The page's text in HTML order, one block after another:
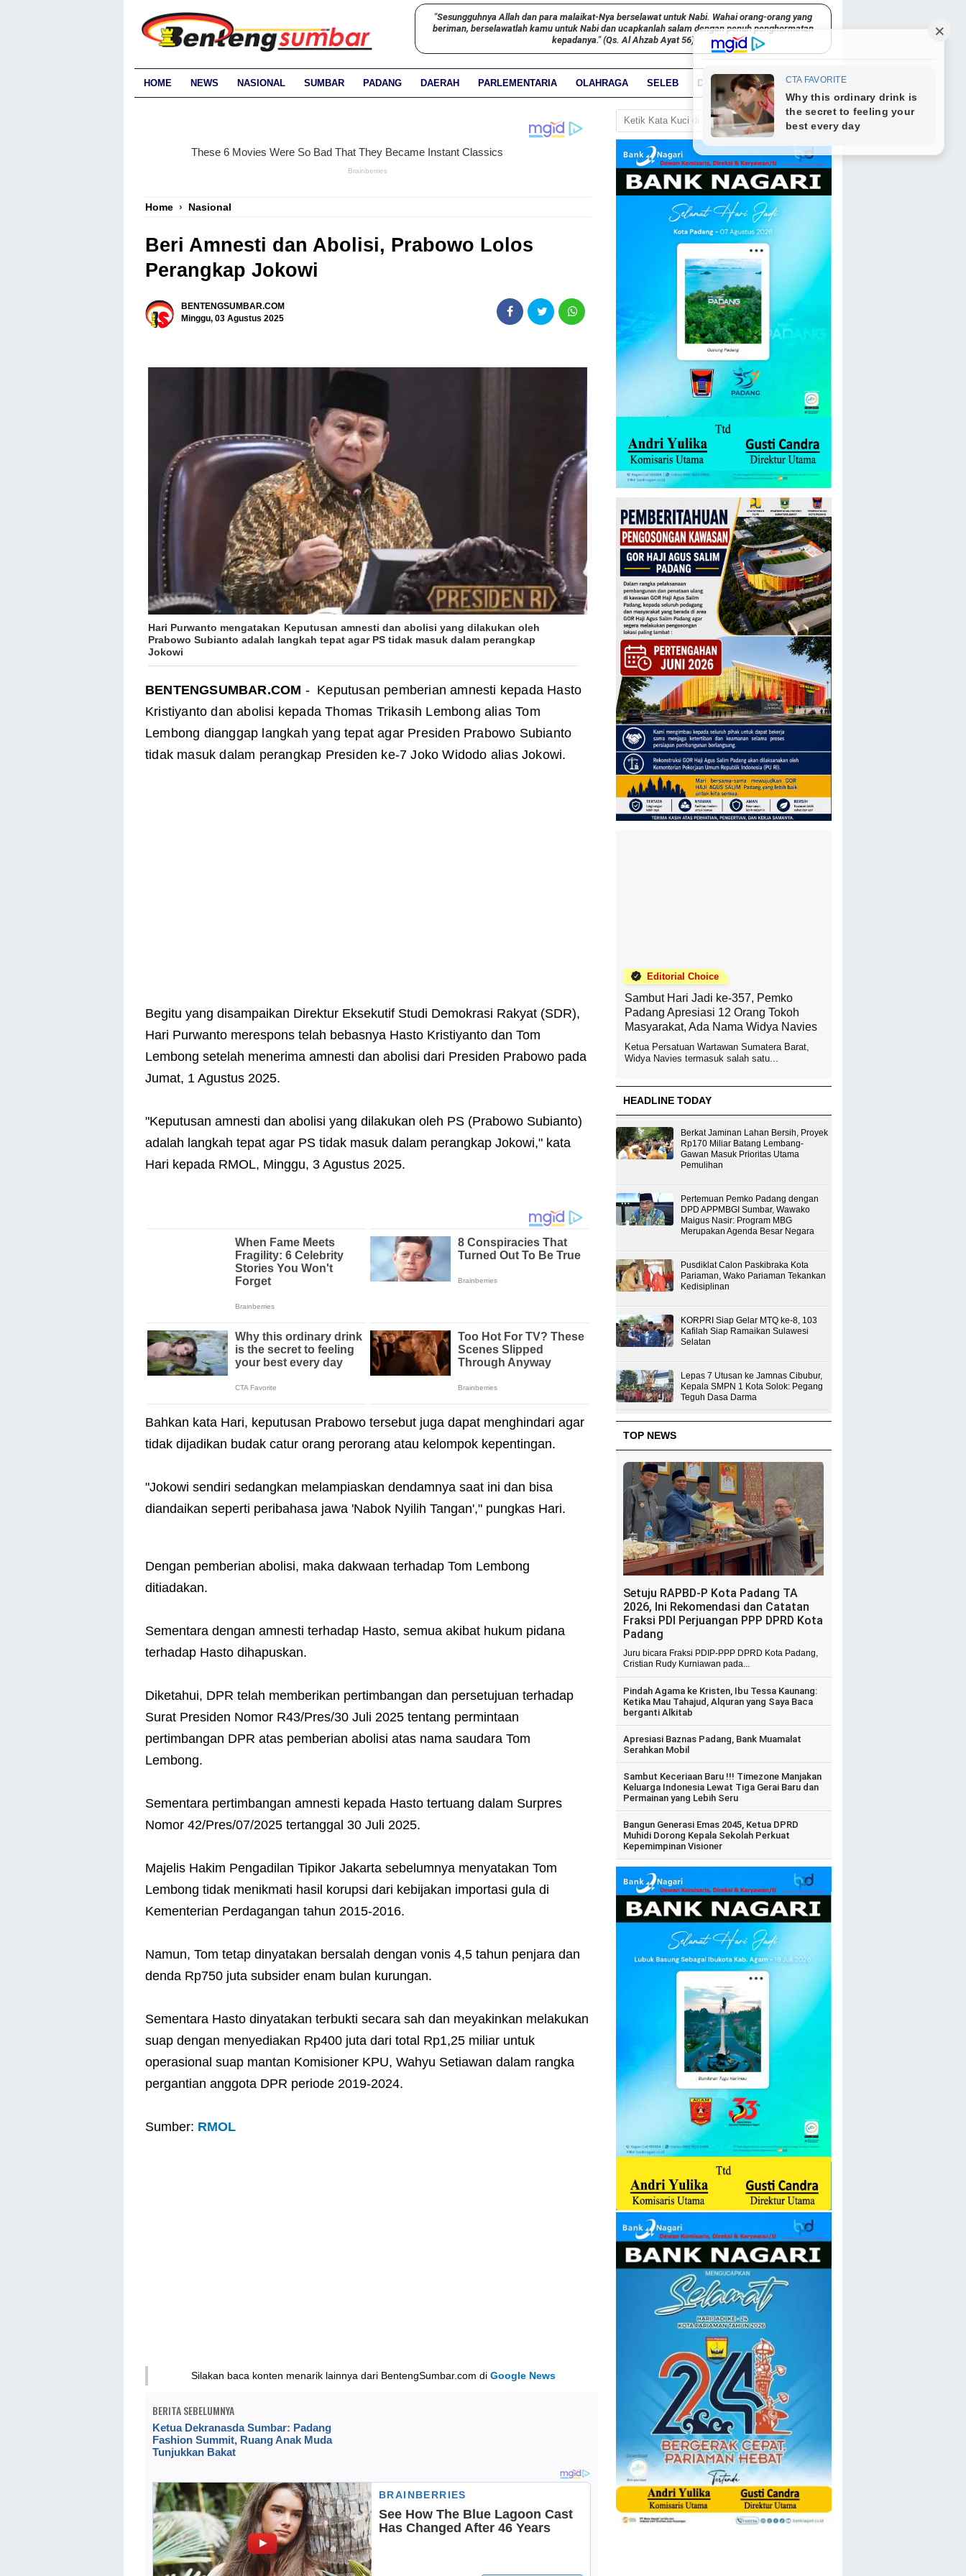
"Sesungguhnya Allah dan para malaikat-Nya berselawat untuk Nabi. Wahai orang-orang yang
beriman, berselawatlah kamu untuk Nabi dan ucapkanlah salam dengan penuh penghormatan
kepadanya." (Qs. Al Ahzab Ayat 56)
HOME NEWS NASIONAL SUMBAR PADANG DAERAH PARLEMENTARIA OLAHRAGA SELEB DUNIA PARIWARA
Home › Nasional
Beri Amnesti dan Abolisi, Prabowo Lolos
Perangkap Jokowi
BENTENGSUMBAR.COM
Minggu, 03 Agustus 2025
Hari Purwanto mengatakan Keputusan amnesti dan abolisi yang dilakukan oleh
Prabowo Subianto adalah langkah tepat agar PS tidak masuk dalam perangkap
Jokowi
BENTENGSUMBAR.COM - Keputusan pemberian amnesti kepada Hasto
Kristiyanto dan abolisi kepada Thomas Trikasih Lembong alias Tom
Lembong dianggap langkah yang tepat agar Presiden Prabowo Subianto
tidak masuk dalam perangkap Presiden ke-7 Joko Widodo alias Jokowi.
Begitu yang disampaikan Direktur Eksekutif Studi Demokrasi Rakyat (SDR),
Hari Purwanto merespons telah bebasnya Hasto Kristiyanto dan Tom
Lembong setelah menerima amnesti dan abolisi dari Presiden Prabowo pada
Jumat, 1 Agustus 2025.
"Keputusan amnesti dan abolisi yang dilakukan oleh PS (Prabowo Subianto)
adalah langkah tepat agar PS tidak masuk dalam perangkap Jokowi," kata
Hari kepada RMOL, Minggu, 3 Agustus 2025.
Bahkan kata Hari, keputusan Prabowo tersebut juga dapat menghindari agar
tidak dijadikan budak catur orang perorang atau kelompok kepentingan.
"Jokowi sendiri sedangkan melampiaskan dendamnya saat ini dan bisa
diandaikan seperti peribahasa jawa 'Nabok Nyilih Tangan'," pungkas Hari.
Dengan pemberian abolisi, maka dakwaan terhadap Tom Lembong
ditiadakan.
Sementara dengan amnesti terhadap Hasto, semua akibat hukum pidana
terhadap Hasto dihapuskan.
Diketahui, DPR telah memberikan pertimbangan dan persetujuan terhadap
Surat Presiden Nomor R43/Pres/30 Juli 2025 tentang permintaan
pertimbangan DPR atas pemberian abolisi atas nama saudara Tom
Lembong.
Sementara pertimbangan amnesti kepada Hasto tertuang dalam Surpres
Nomor 42/Pres/07/2025 tertanggal 30 Juli 2025.
Majelis Hakim Pengadilan Tipikor Jakarta sebelumnya menyatakan Tom
Lembong tidak menikmati hasil korupsi dari kebijakan importasi gula di
Kementerian Perdagangan tahun 2015-2016.
Namun, Tom tetap dinyatakan bersalah dengan vonis 4,5 tahun penjara dan
denda Rp750 juta subsider enam bulan kurungan.
Sementara Hasto dinyatakan terbukti secara sah dan meyakinkan melakukan
suap dengan menyediakan Rp400 juta dari total Rp1,25 miliar untuk
operasional suap mantan Komisioner KPU, Wahyu Setiawan dalam rangka
pergantian anggota DPR periode 2019-2024.
Sumber: RMOL
Silakan baca konten menarik lainnya dari BentengSumbar.com diGoogle News
BERITA SEBELUMNYA
Ketua Dekranasda Sumbar: Padang
Fashion Summit, Ruang Anak Muda
Tunjukkan Bakat
Editorial Choice
Sambut Hari Jadi ke-357, Pemko
Padang Apresiasi 12 Orang Tokoh
Masyarakat, Ada Nama Widya Navies
Ketua Persatuan Wartawan Sumatera Barat,
Widya Navies termasuk salah satu...
HEADLINE TODAY
Berkat Jaminan Lahan Bersih, Proyek
Rp170 Miliar Batang Lembang-
Gawan Masuk Prioritas Utama
Pemulihan
Pertemuan Pemko Padang dengan
DPD APPMBGI Sumbar, Wawako
Maigus Nasir: Program MBG
Merupakan Agenda Besar Negara
Pusdiklat Calon Paskibraka Kota
Pariaman, Wako Pariaman Tekankan
Kedisiplinan
KORPRI Siap Gelar MTQ ke-8, 103
Kafilah Siap Ramaikan Sulawesi
Selatan
Lepas 7 Utusan ke Jamnas Cibubur,
Kepala SMPN 1 Kota Solok: Pegang
Teguh Dasa Darma
TOP NEWS
Setuju RAPBD-P Kota Padang TA
2026, Ini Rekomendasi dan Catatan
Fraksi PDI Perjuangan PPP DPRD Kota
Padang
Juru bicara Fraksi PDIP-PPP DPRD Kota Padang,
Cristian Rudy Kurniawan pada...
Pindah Agama ke Kristen, Ibu Tessa Kaunang:
Ketika Mau Tahajud, Alquran yang Saya Baca
berganti Alkitab
Apresiasi Baznas Padang, Bank Muamalat
Serahkan Mobil
Sambut Keceriaan Baru !!! Timezone Manjakan
Keluarga Indonesia Lewat Tiga Gerai Baru dan
Permainan yang Lebih Seru
Bangun Generasi Emas 2045, Ketua DPRD
Muhidi Dorong Kepala Sekolah Perkuat
Kepemimpinan Visioner